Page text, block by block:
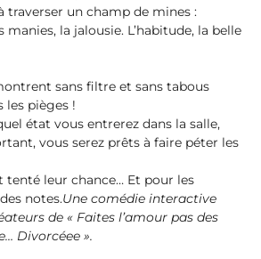
traverser un champ de mines :
manies, la jalousie. L’habitude, la belle
sans filtre et sans tabous
pièges !
état vous entrerez dans la salle,
vous serez prêts à faire péter les
tenté leur chance… Et pour les
notes.Une comédie interactive
de « Faites l’amour pas des
Divorcéee ».